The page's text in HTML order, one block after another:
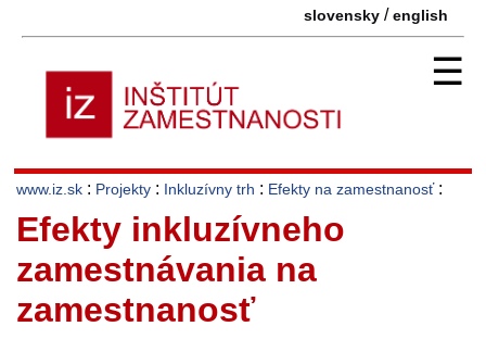
slovensky /english
☰
www.iz.sk : Projekty : Inkluzívny trh : Efekty na zamestnanosť:
Efekty inkluzívneho
zamestnávania na
zamestnanosť